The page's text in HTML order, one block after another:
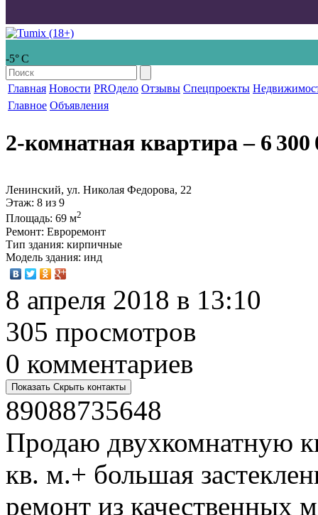
-5° С
Главная Новости PROдело Отзывы Спецпроекты
Главное Объявления
2-комнатная квартира ‒ 6 300
Ленинский, ул. Николая Федорова, 22
Этаж: 8 из 9
Площадь: 69 м2
Ремонт: Евроремонт
Тип здания: кирпичные
Модель здания: инд
8 апреля 2018 в 13:10
305 просмотров
0 комментариев
Показать Скрыть контакты
89088735648
Продаю двухкомнатную
кв. м.+ большая
ремонт из качественных